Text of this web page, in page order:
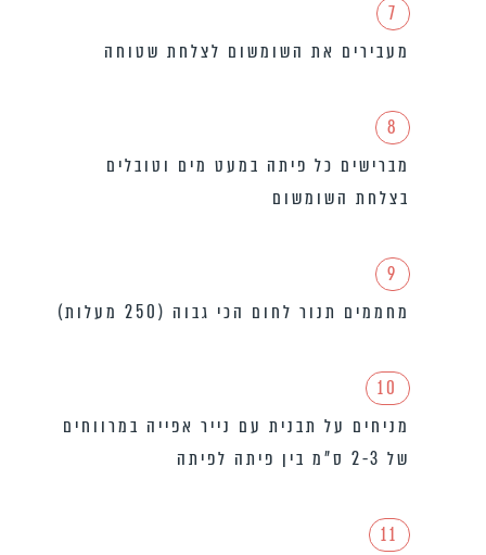
7
מעבירים את השומשום לצלחת שטוחה
8
מברישים כל פיתה במעט מים וטובלים
בצלחת השומשום
9
מחממים תנור לחום הכי גבוה (250 מעלות)
10
מניחים על תבנית עם נייר אפייה במרווחים
של 2-3 ס”מ בין פיתה לפיתה
11